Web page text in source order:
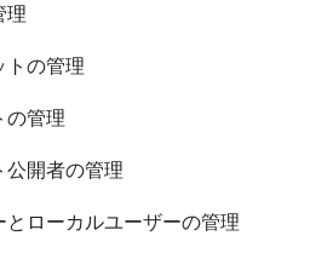
理
トの管理
の管理
公開者の管理
とローカルユーザーの管理